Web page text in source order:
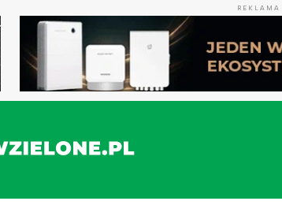
REKLAMA